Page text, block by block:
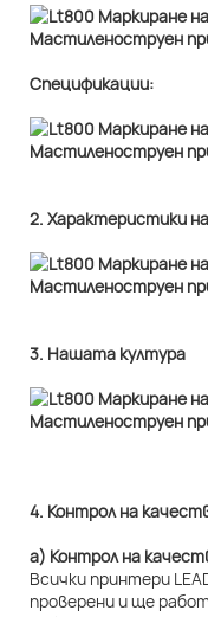
Спецификации:
2. Характеристики
3. Нашата култура
4. Контрол на
а) Контрол на
Всички принтери
проверени и ще